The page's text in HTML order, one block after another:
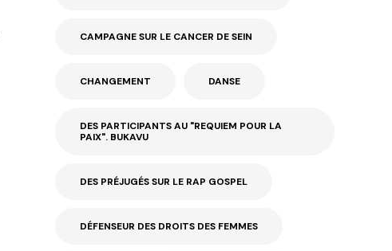
CAMPAGNE SUR LE CANCER DE SEIN
CHANGEMENT DANSE
DES PARTICIPANTS AU "REQUIEM POUR LA
PAIX". BUKAVU
DES PRÉJUGÉS SUR LE RAP GOSPEL
DÉFENSEUR DES DROITS DES FEMMES